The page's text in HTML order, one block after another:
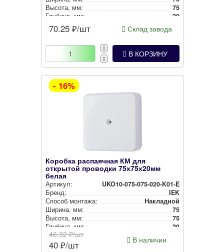
Высота, мм:
75
Глубина, мм:
20
Степень защиты:
Цвет:
Белый
70.25 ₽/шт Склад завода
В КОРЗИНУ
- 16%
Коробка распаячная КМ для
открытой проводки 75х75х20мм
белая
Артикул:
UKO10-075-075-020-K01-E
Бренд:
IEK
Способ монтажа:
Накладной
Ширина, мм:
75
Высота, мм:
75
Глубина, мм:
20
Степень защиты:
Цвет:
Белый
46.32₽/шт
40 ₽/шт В наличии